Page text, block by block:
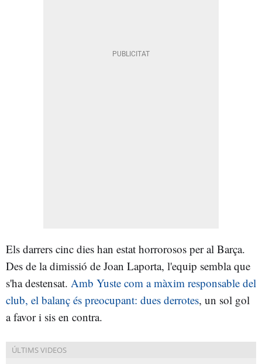
Els darrers cinc dies han estat horrorosos per al Barça.
Des de la dimissió de Joan Laporta, l'equip sembla que
s'ha destensat. Amb Yuste com a màxim responsable del
club, el balanç és preocupant: dues derrotes, un sol gol
a favor i sis en contra.